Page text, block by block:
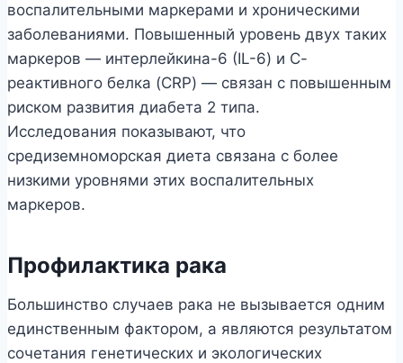
воспалительными маркерами и хроническими
заболеваниями. Повышенный уровень двух таких
маркеров — интерлейкина-6 (IL-6) и С-
реактивного белка (CRP) — связан с повышенным
риском развития диабета 2 типа.
Исследования показывают, что
средиземноморская диета связана с более
низкими уровнями этих воспалительных
маркеров.
Профилактика рака
Большинство случаев рака не вызывается одним
единственным фактором, а являются результатом
сочетания генетических и экологических